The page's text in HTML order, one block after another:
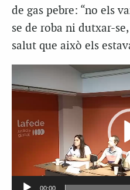
de gas pebre: “no els
se de roba ni dutxar-
salut que això els
de
00:00